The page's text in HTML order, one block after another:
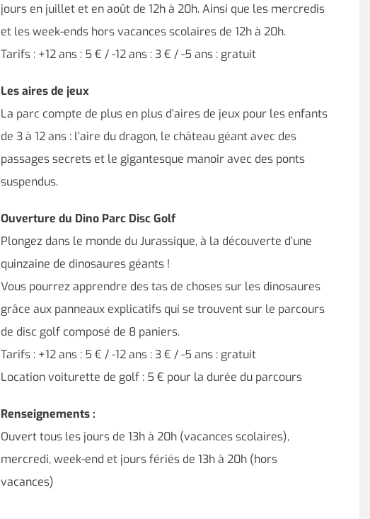
jours en juillet et en août de 12h à 20h. Ainsi que les mercredis
et les week-ends hors vacances scolaires de 12h à 20h.
Tarifs : +12 ans : 5 € / -12 ans : 3 € / -5 ans : gratuit
Les aires de jeux
La parc compte de plus en plus d’aires de jeux pour les enfants
de 3 à 12 ans : l’aire du dragon, le château géant avec des
passages secrets et le gigantesque manoir avec des ponts
suspendus.
Ouverture du Dino Parc Disc Golf
Plongez dans le monde du Jurassique, à la découverte d’une
quinzaine de dinosaures géants !
Vous pourrez apprendre des tas de choses sur les dinosaures
grâce aux panneaux explicatifs qui se trouvent sur le parcours
de disc golf composé de 8 paniers.
Tarifs : +12 ans : 5 € / -12 ans : 3 € / -5 ans : gratuit
Location voiturette de golf : 5 € pour la durée du parcours
Renseignements :
Ouvert tous les jours de 13h à 20h (vacances scolaires),
mercredi, week-end et jours fériés de 13h à 20h (hors
vacances)